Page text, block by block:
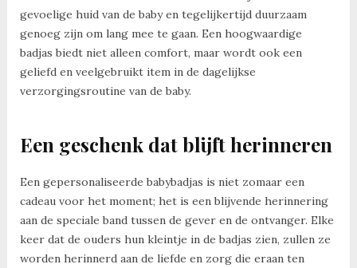
gevoelige huid van de baby en tegelijkertijd duurzaam
genoeg zijn om lang mee te gaan. Een hoogwaardige
badjas biedt niet alleen comfort, maar wordt ook een
geliefd en veelgebruikt item in de dagelijkse
verzorgingsroutine van de baby.
Een geschenk dat blijft herinneren
Een gepersonaliseerde babybadjas is niet zomaar een
cadeau voor het moment; het is een blijvende herinnering
aan de speciale band tussen de gever en de ontvanger. Elke
keer dat de ouders hun kleintje in de badjas zien, zullen ze
worden herinnerd aan de liefde en zorg die eraan ten